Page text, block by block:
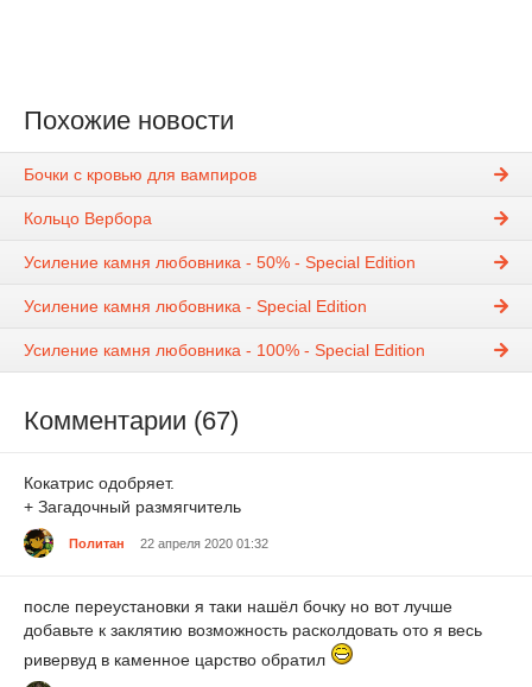
Похожие новости
Бочки с кровью для вампиров
Кольцо Вербора
Усиление камня любовника - 50% - Special Edition
Усиление камня любовника - Special Edition
Усиление камня любовника - 100% - Special Edition
Комментарии (67)
Кокатрис одобряет.
+ Загадочный размягчитель
Политан 22 апреля 2020 01:32
после переустановки я таки нашёл бочку но вот лучше
добавьте к заклятию возможность расколдовать ото я весь
ривервуд в каменное царство обратил